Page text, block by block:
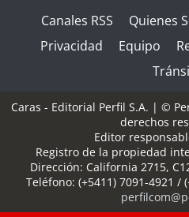
Canales RSS Quienes
Privacidad
Equipo
Caras - Editorial Perfil S.A. | ©
derechos
Editor
Registro de la propiedad
Dirección: California 2715,
Teléfono: (+5411) 7091-4921 /